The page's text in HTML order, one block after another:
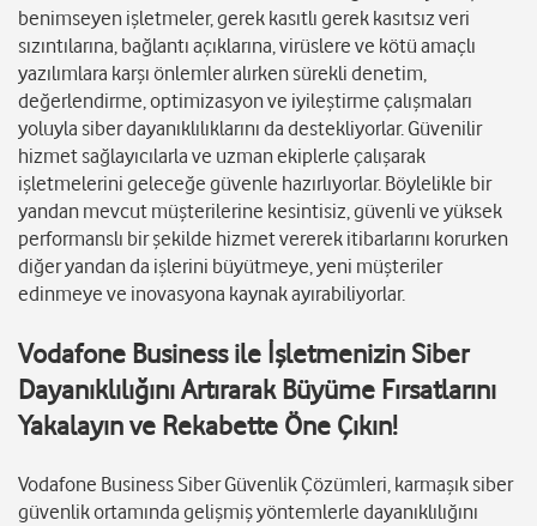
benimseyen işletmeler, gerek kasıtlı gerek kasıtsız veri
sızıntılarına, bağlantı açıklarına, virüslere ve kötü amaçlı
yazılımlara karşı önlemler alırken sürekli denetim,
değerlendirme, optimizasyon ve iyileştirme çalışmaları
yoluyla siber dayanıklılıklarını da destekliyorlar. Güvenilir
hizmet sağlayıcılarla ve uzman ekiplerle çalışarak
işletmelerini geleceğe güvenle hazırlıyorlar. Böylelikle bir
yandan mevcut müşterilerine kesintisiz, güvenli ve yüksek
performanslı bir şekilde hizmet vererek itibarlarını korurken
diğer yandan da işlerini büyütmeye, yeni müşteriler
edinmeye ve inovasyona kaynak ayırabiliyorlar.
Vodafone Business ile İşletmenizin Siber
Dayanıklılığını Artırarak Büyüme Fırsatlarını
Yakalayın ve Rekabette Öne Çıkın!
Vodafone Business Siber Güvenlik Çözümleri, karmaşık siber
güvenlik ortamında gelişmiş yöntemlerle dayanıklılığını